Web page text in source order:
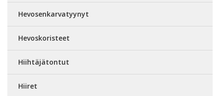
Hevosenkarvatyynyt
Hevoskoristeet
Hiihtäjätontut
Hiiret